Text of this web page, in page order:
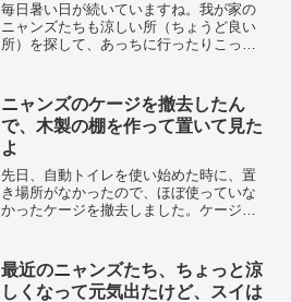
毎日暑い日が続いていますね。我が家の
ニャンズたちも涼しい所（ちょうど良い
所）を探して、あっちに行ったりこっち
ある様です。クーラーのついてる部屋か
ら外に出ていったり戻って...
ニャンズのケージを撤去したん
で、木製の棚を作って置いて見た
よ
先日、自動トイレを使い始めた時に、置
き場所がなかったので、ほぼ使っていな
かったケージを撤去しました。ケージの
木製の棚を作成して置いて見ましたいつ
ものスケッチアップで設計...
最近のニャンズたち、ちょっと涼
しくなって元気出たけど、スイは